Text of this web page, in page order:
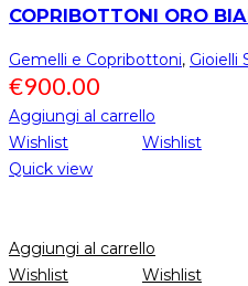
COPRIBOTTONI ORO
Gemelli e Copribottoni, Gioielli
€900.00
Aggiungi al carrello
Wishlist
Wishlist
Quick view
Aggiungi al carrello
Wishlist
Wishlist